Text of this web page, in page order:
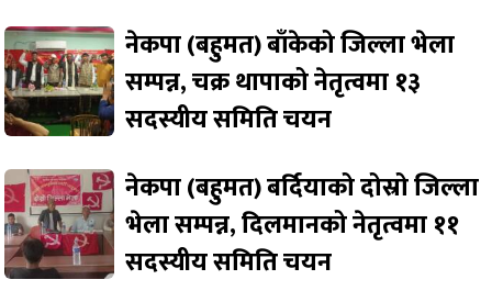
नेकपा (बहुमत) बाँकेको जिल्ला भेला
सम्पन्न, चक्र थापाको नेतृत्वमा १३
सदस्यीय समिति चयन
नेकपा (बहुमत) बर्दियाको दोस्रो जिल्ला
भेला सम्पन्न, दिलमानको नेतृत्वमा ११
सदस्यीय समिति चयन